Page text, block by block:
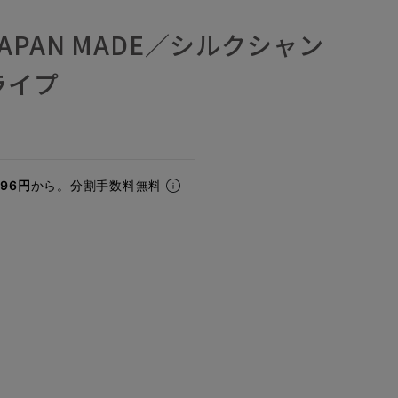
MADE／シルクシャン
イプ
円から。分割手数料無料